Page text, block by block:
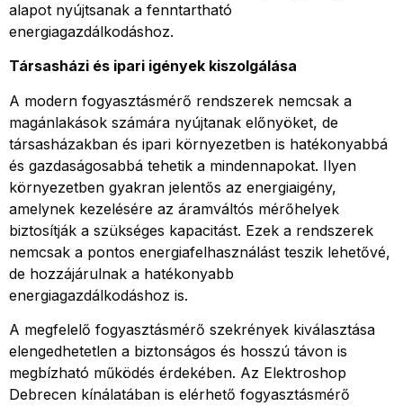
alapot nyújtsanak a fenntartható
energiagazdálkodáshoz.
Társasházi és ipari igények kiszolgálása
A modern fogyasztásmérő rendszerek nemcsak a
magánlakások számára nyújtanak előnyöket, de
társasházakban és ipari környezetben is hatékonyabbá
és gazdaságosabbá tehetik a mindennapokat. Ilyen
környezetben gyakran jelentős az energiaigény,
amelynek kezelésére az áramváltós mérőhelyek
biztosítják a szükséges kapacitást. Ezek a rendszerek
nemcsak a pontos energiafelhasználást teszik lehetővé,
de hozzájárulnak a hatékonyabb
energiagazdálkodáshoz is.
A megfelelő fogyasztásmérő szekrények kiválasztása
elengedhetetlen a biztonságos és hosszú távon is
megbízható működés érdekében. Az Elektroshop
Debrecen kínálatában is elérhető fogyasztásmérő